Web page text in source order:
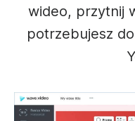
wideo, przytnij
potrzebujesz